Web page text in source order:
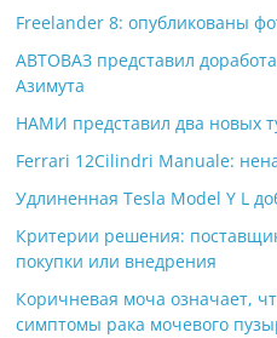
Freelander 8: опубликованы
АВТОВАЗ представил
Азимута
НАМИ представил два новых
Ferrari 12Cilindri Manuale:
Удлиненная Tesla Model Y L
Критерии решения:
покупки или внедрения
Коричневая моча означает,
симптомы рака мочевого